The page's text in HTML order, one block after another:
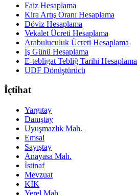
Faiz Hesaplama
Kira Artış Oranı Hesaplama
Döviz Hesaplama
Vekalet Ücreti Hesaplama
Arabuluculuk Ücreti Hesaplama
İş Günü Hesaplama
E-tebligat Tebliğ Tarihi Hesaplama
UDF Dönüştürücü
İçtihat
Yargıtay
Danıştay
Uyuşmazlık Mah.
Emsal
Sayıştay
Anayasa Mah.
İstinaf
Mevzuat
KİK
Yerel Mah.